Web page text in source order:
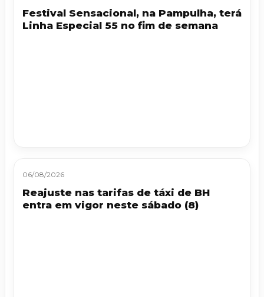
Festival Sensacional, na Pampulha, terá
Linha Especial 55 no fim de semana
06/08/2026
Reajuste nas tarifas de táxi de BH
entra em vigor neste sábado (8)